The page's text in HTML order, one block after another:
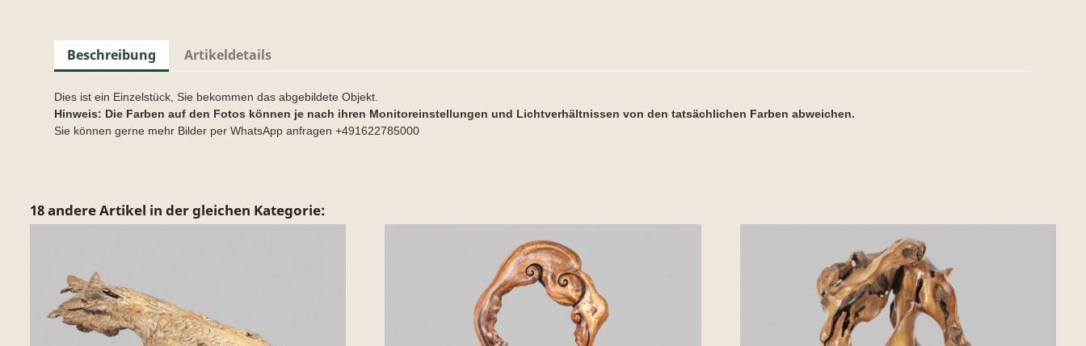
Beschreibung Artikeldetails
Dies ist ein Einzelstück, Sie bekommen das abgebildete Objekt.
Hinweis: Die Farben auf den Fotos können je nach ihren Monitoreinstellungen und Lichtverhältnissen von den tatsächlichen Farben abweichen.
Sie können gerne mehr Bilder per WhatsApp anfragen +491622785000
18 andere Artikel in der gleichen Kategorie: